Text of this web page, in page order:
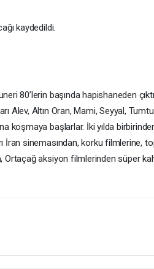
kaydedildi.
80’lerin başında hapishaneden
Alev, Altın Oran, Mami, Seyyal,
koşmaya başlarlar. İki yılda
İran sinemasından, korku filmlerine,
Ortaçağ aksiyon filmlerinden süper